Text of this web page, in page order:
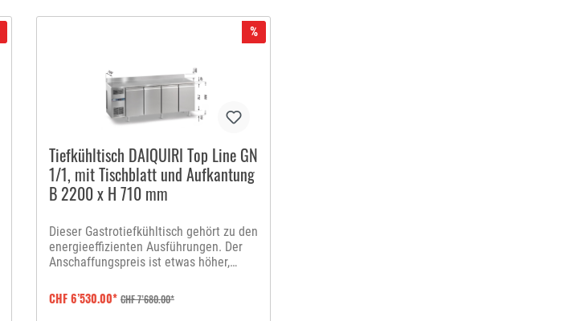
%
Tiefkühltisch DAIQUIRI Top Line GN
1/1, mit Tischblatt und Aufkantung
B 2200 x H 710 mm
Dieser Gastrotiefkühltisch gehört zu den
energieeffizienten Ausführungen. Der
Anschaffungspreis ist etwas höher,
Energieeinsparung schnell amortisiert.
Bei der Produktion wurde speziell
CHF 6’530.00* CHF 7’680.00*